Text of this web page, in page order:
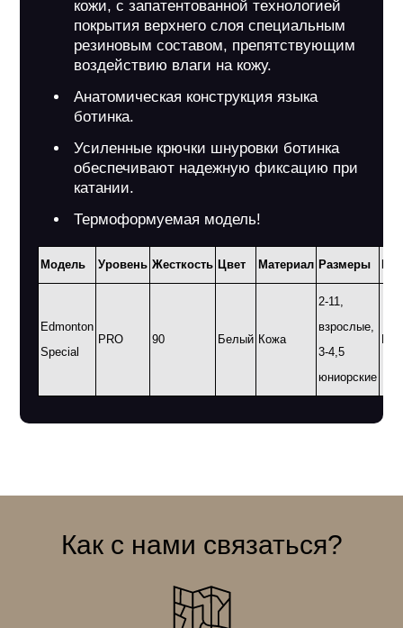
кожи, с запатентованной технологией
покрытия верхнего слоя специальным
резиновым составом, препятствующим
воздействию влаги на кожу.
Анатомическая конструкция языка
ботинка.
Усиленные крючки шнуровки ботинка
обеспечивают надежную фиксацию при
катании.
Термоформуемая модель!
Модель Уровень Жесткость Цвет Материал Размеры
Edmonton
Special
PRO 90 Белый Кожа
2-11,
взрослые,
3-4,5
юниорские
Как с нами связаться?